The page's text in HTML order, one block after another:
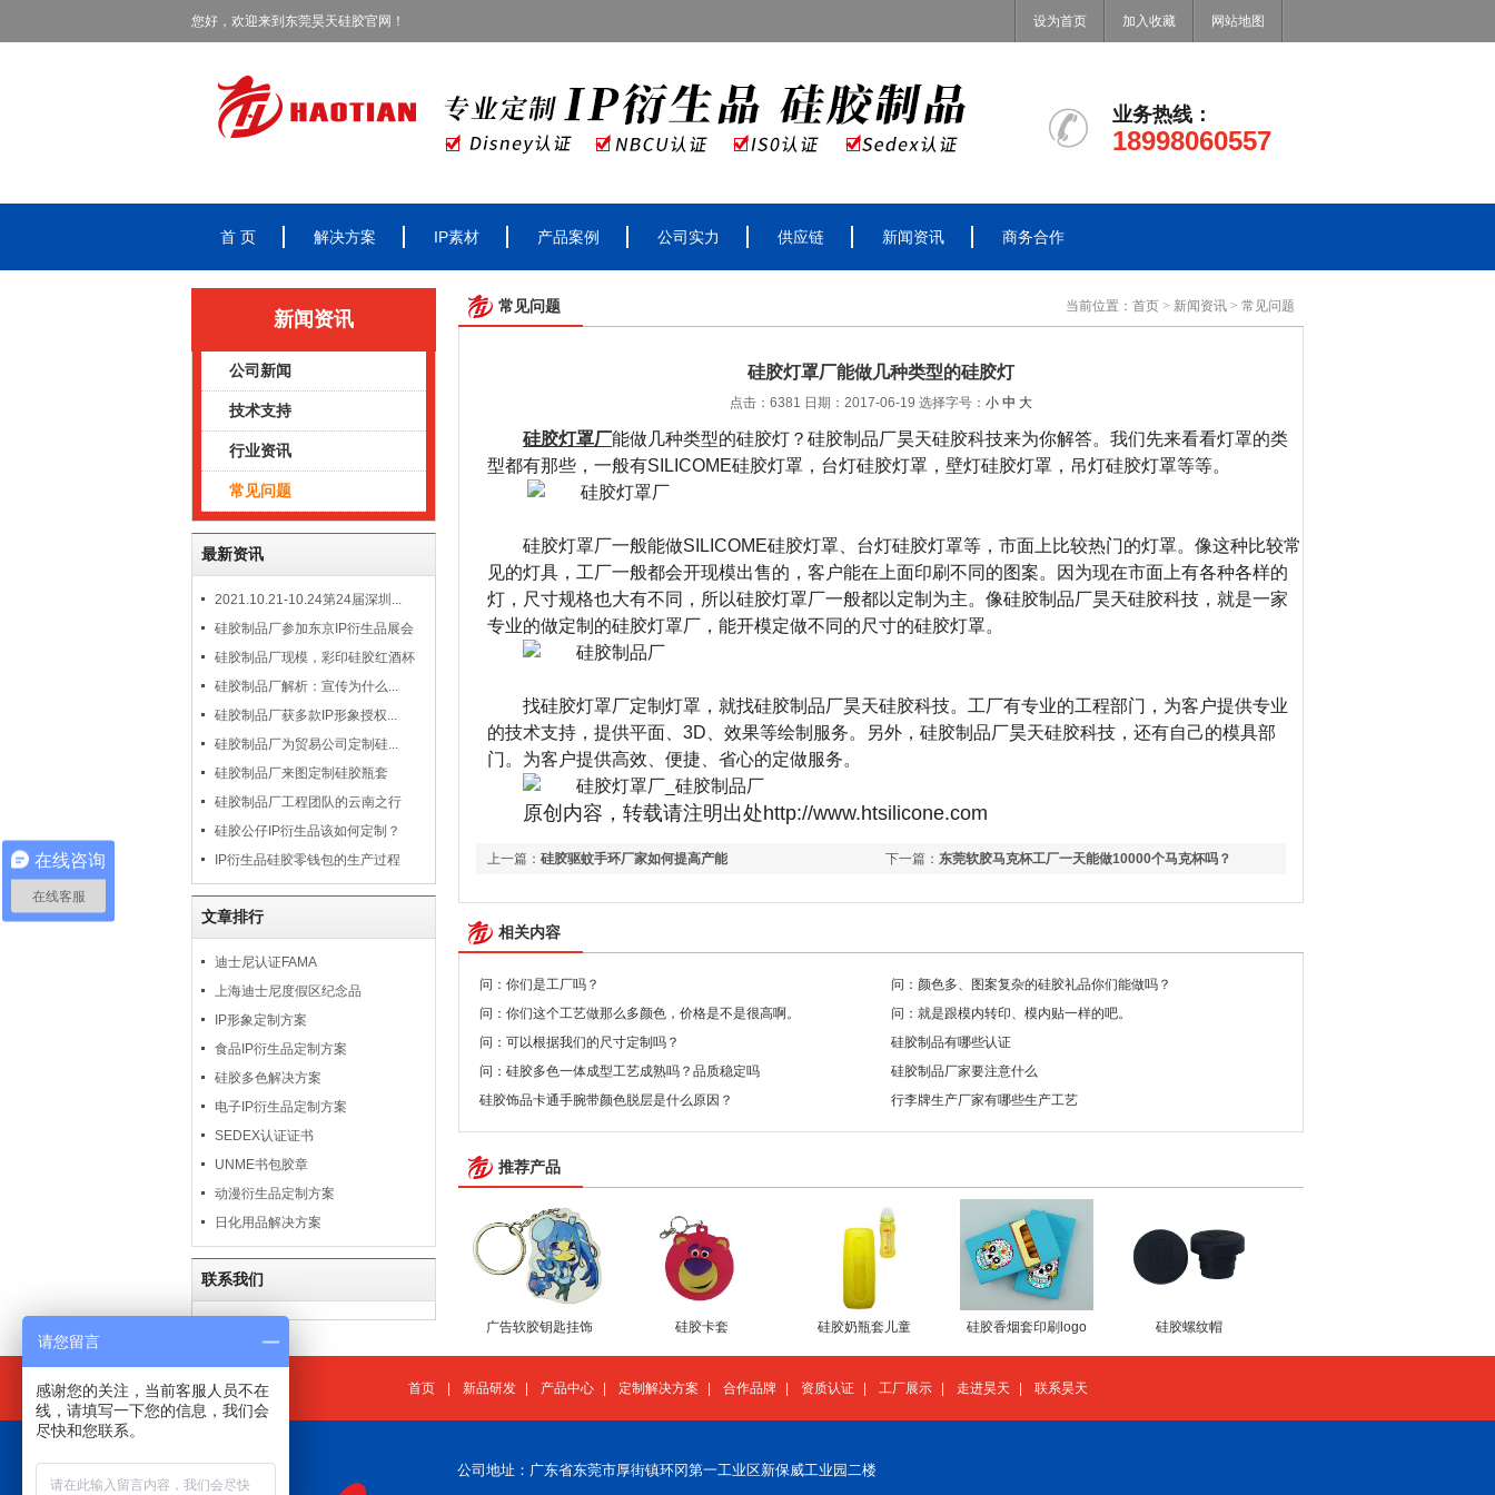
您好，欢迎来到东莞昊天硅胶官网！ 设为首页 加入收藏 网站地图
业务热线：
18998060557
首 页 解决方案 IP素材 产品案例 公司实力 供应链 新闻资讯 商务合作
新闻资讯
公司新闻
技术支持
行业资讯
常见问题
最新资讯
2021.10.21-10.24第24届深圳...
硅胶制品厂参加东京IP衍生品展会
硅胶制品厂现模，彩印硅胶红酒杯
硅胶制品厂解析：宣传为什么...
硅胶制品厂获多款IP形象授权...
硅胶制品厂为贸易公司定制硅...
硅胶制品厂来图定制硅胶瓶套
硅胶制品厂工程团队的云南之行
硅胶公仔IP衍生品该如何定制？
IP衍生品硅胶零钱包的生产过程
文章排行
迪士尼认证FAMA
上海迪士尼度假区纪念品
IP形象定制方案
食品IP衍生品定制方案
硅胶多色解决方案
电子IP衍生品定制方案
SEDEX认证证书
UNME书包胶章
动漫衍生品定制方案
日化用品解决方案
联系我们
常见问题 当前位置： 首页 > 新闻资讯 > 常见问题
硅胶灯罩厂能做几种类型的硅胶灯
点击：6381 日期：2017-06-19 选择字号： 小 中 大
硅胶灯罩厂能做几种类型的硅胶灯？硅胶制品厂昊天硅胶科技来为你解答。我们先来看看灯罩的类
型都有那些，一般有SILICOME硅胶灯罩，台灯硅胶灯罩，壁灯硅胶灯罩，吊灯硅胶灯罩等等。
硅胶灯罩厂一般能做SILICOME硅胶灯罩、台灯硅胶灯罩等，市面上比较热门的灯罩。像这种比较常
见的灯具，工厂一般都会开现模出售的，客户能在上面印刷不同的图案。
因为现在市面上有各种各样的
灯，尺寸规格也大有不同，所以硅胶灯罩厂一般都以定制为主。像硅胶制品厂昊天硅胶科技，就是一家
专业的做定制的硅胶灯罩厂，能开模定做不同的尺寸的硅胶灯罩。
找硅胶灯罩厂定制灯罩，就找硅胶制品厂昊天硅胶科技。工厂有专业的工程部门，为客户提供专业
的技术支持，提供平面、 3D 、效果等绘制服务。另外，硅胶制品厂昊天硅胶科技，还有自己的模具部
门。为客户提供高效、便捷、省心的定做服务。
原创内容，转载请注明出处http://www.htsilicone.com
上一篇： 硅胶驱蚊手环厂家如何提高产能 下一篇： 东莞软胶马克杯工厂一天能做10000个马克杯吗？
相关内容
问：你们是工厂吗？
问：颜色多、图案复杂的硅胶礼品你们能做吗？
问：你们这个工艺做那么多颜色，价格是不是很高啊。
问：就是跟模内转印、模内贴一样的吧。
问：可以根据我们的尺寸定制吗？
硅胶制品有哪些认证
问：硅胶多色一体成型工艺成熟吗？品质稳定吗
硅胶制品厂家要注意什么
硅胶饰品卡通手腕带颜色脱层是什么原因？
行李牌生产厂家有哪些生产工艺
推荐产品
广告软胶钥匙挂饰 硅胶卡套 硅胶奶瓶套儿童 硅胶香烟套印刷logo 硅胶螺纹帽
首页 新品研发 产品中心 定制解决方案 合作品牌 资质认证 工厂展示 走进昊天 联系昊天
公司地址：广东省东莞市厚街镇环冈第一工业区新保威工业园二楼
在线咨询
在线客服
请您留言
感谢您的关注，当前客服人员不在
线，请填写一下您的信息，我们会
尽快和您联系。